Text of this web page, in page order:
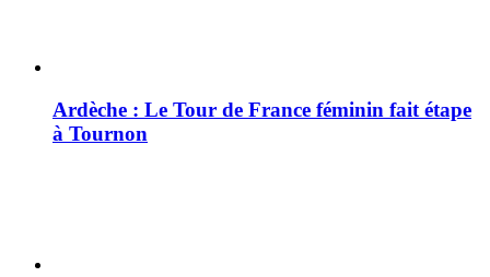
Ardèche : Le Tour de France féminin fait étape
à Tournon